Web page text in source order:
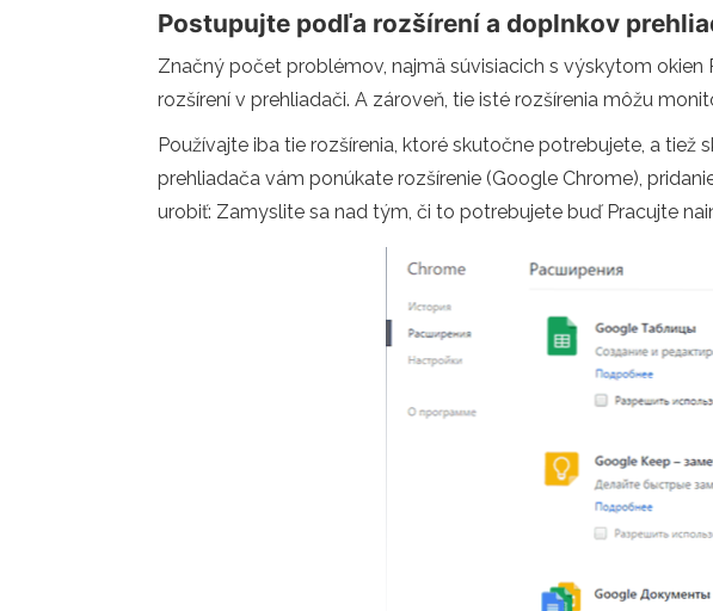
Postupujte podľa rozšírení a doplnkov
Značný počet problémov, najmä súvisiacich s výskytom
rozšírení v prehliadači. A zároveň, tie isté rozšírenia môžu
Používajte iba tie rozšírenia, ktoré skutočne potrebujete, a
prehliadača vám ponúkate rozšírenie (Google Chrome),
urobiť: Zamyslite sa nad tým, či to potrebujete buď Pracujte